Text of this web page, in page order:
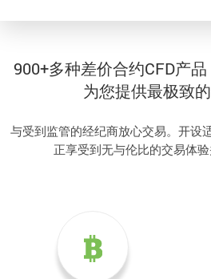
900+多种差价合约CFD产
为您提供最极致
与受到监管的经纪商放心交易。开设
正享受到无与伦比的交易体验